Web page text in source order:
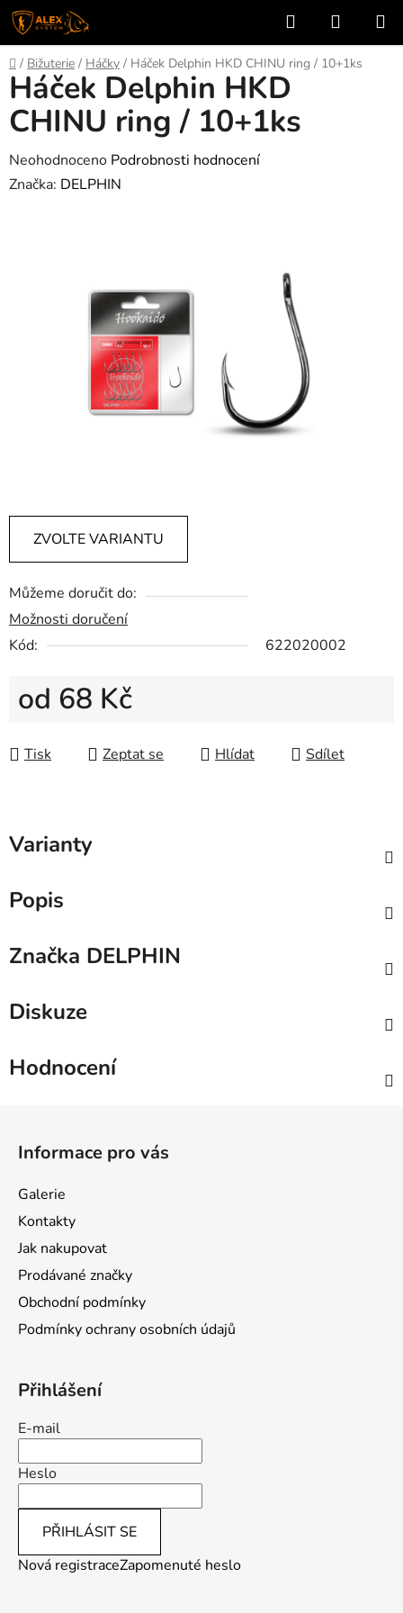
Přejít
na
obsah
Hledat
KOŠÍK
Domů
/ Bižuterie / Háčky / Háček Delphin HKD CHINU ring / 10+1ks
ZVOLTE VARIANTU
Můžeme doručit do:
Možnosti doručení
Kód:
622020002
od 68 Kč
Tisk
Zeptat se Hlídat Sdílet
Háček Delphin HKD
CHINU ring / 10+1ks
Průměrné
hodnocení
Neohodnoceno Podrobnosti hodnocení
Značka: DELPHIN
Varianty
Popis
Značka DELPHIN
Diskuze
Hodnocení
Informace pro vás
Galerie
Kontakty
Jak nakupovat
Prodávané značky
Obchodní podmínky
Podmínky ochrany osobních údajů
Přihlášení
E-mail
Heslo
PŘIHLÁSIT SE
Nová registraceZapomenuté heslo